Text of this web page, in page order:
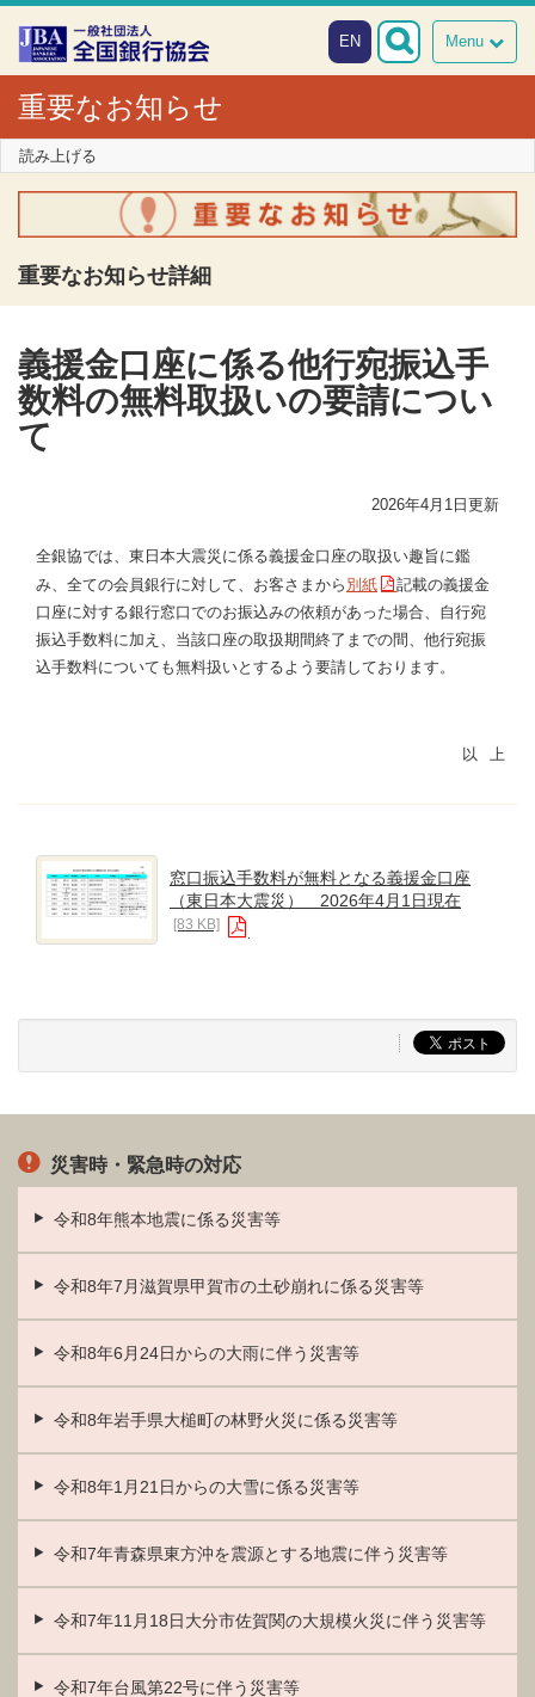
本文へスキップ
障がい者向け相談窓口
Menu
EN
重要なお知らせ
読み上げる
重要なお知らせ詳細
義援金口座に係る他行宛振込手
数料の無料取扱いの要請につい
て
2026年4月1日更新
全銀協では、東日本大震災に係る義援金口座の取扱い趣旨に鑑
み、全ての会員銀行に対して、お客さまから 別紙
記載の義援金
口座に対する銀行窓口でのお振込みの依頼があった場合、自行宛
振込手数料に加え、当該口座の取扱期間終了までの間、他行宛振
込手数料についても無料扱いとするよう要請しております。
窓口振込手数料が無料となる義援金口座
（東日本大震災） 2026年4月1日現在
[83 KB]
災害時・緊急時の対応
令和8年熊本地震に係る災害等
令和8年7月滋賀県甲賀市の土砂崩れに係る災害等
令和8年6月24日からの大雨に伴う災害等
令和8年岩手県大槌町の林野火災に係る災害等
令和8年1月21日からの大雪に係る災害等
令和7年青森県東方沖を震源とする地震に伴う災害等
令和7年11月18日大分市佐賀関の大規模火災に伴う災害等
令和7年台風第22号に伴う災害等